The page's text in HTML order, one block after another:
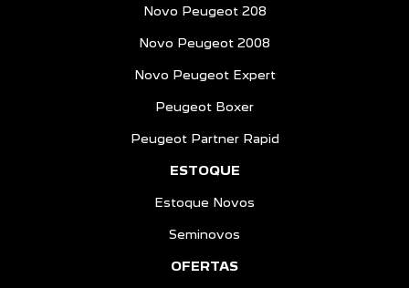
Novo Peugeot 208
Novo Peugeot 2008
Novo Peugeot Expert
Peugeot Boxer
Peugeot Partner Rapid
ESTOQUE
Estoque Novos
Seminovos
OFERTAS